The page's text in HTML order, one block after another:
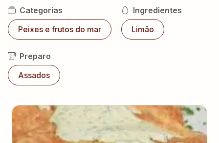
Categorias
Peixes e frutos do mar
Ingredientes
Limão
Preparo
Assados